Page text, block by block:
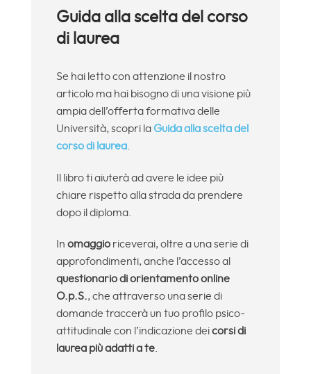
Guida alla scelta del corso
di laurea
Se hai letto con attenzione il nostro
articolo ma hai bisogno di una visione più
ampia dell’offerta formativa delle
Università, scopri la Guida alla scelta del
corso di laurea.
Il libro ti aiuterà ad avere le idee più
chiare rispetto alla strada da prendere
dopo il diploma.
In omaggioriceverai, oltre a una serie di
approfondimenti, anche l’accesso al
questionario di orientamento online
O.p.S., che attraverso una serie di
domande traccerà un tuo profilo psico-
attitudinale con l’indicazione deicorsi di
laurea più adatti a te.